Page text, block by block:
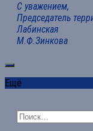
С уважением,
Председатель
Лабинская
М.Ф.Зинкова
Ещё
Найти: